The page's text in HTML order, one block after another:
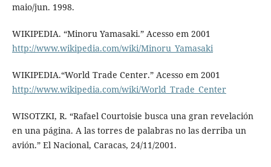
maio/jun. 1998.
WIKIPEDIA. “Minoru Yamasaki.” Acesso em 2001
http://www.wikipedia.com/wiki/Minoru_Yamasaki
WIKIPEDIA.“World Trade Center.” Acesso em 2001
http://www.wikipedia.com/wiki/World_Trade_Center
WISOTZKI, R. “Rafael Courtoisie busca una gran revelación
en una página. A las torres de palabras no las derriba un
avión.” El Nacional, Caracas, 24/11/2001.